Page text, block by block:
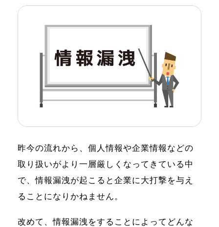
昨今の流れから、個人情報や企業情報などの
取り扱いがより一層厳しくなってきている中
で、情報漏洩が起こると企業に大打撃を与え
ることになりかねません。
改めて、情報漏洩をすることによってどんな